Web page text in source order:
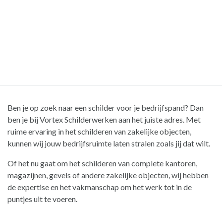
Ben je op zoek naar een schilder voor je bedrijfspand? Dan
ben je bij Vortex Schilderwerken aan het juiste adres. Met
ruime ervaring in het schilderen van zakelijke objecten,
kunnen wij jouw bedrijfsruimte laten stralen zoals jij dat wilt.
Of het nu gaat om het schilderen van complete kantoren,
magazijnen, gevels of andere zakelijke objecten, wij hebben
de expertise en het vakmanschap om het werk tot in de
puntjes uit te voeren.